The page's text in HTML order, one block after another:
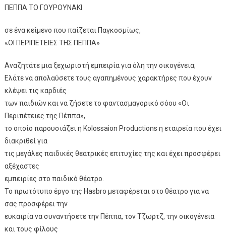
ΠΕΠΠΑ ΤΟ ΓΟΥΡΟΥΝΑΚΙ
σε ένα κείμενο που παίζεται Παγκοσμίως,
«ΟΙ ΠΕΡΙΠΕΤΕΙΕΣ ΤΗΣ ΠΕΠΠΑ»
Αναζητάτε μια ξεχωριστή εμπειρία για όλη την οικογένεια;
Ελάτε να απολαύσετε τους αγαπημένους χαρακτήρες που έχουν
κλέψει τις καρδιές
των παιδιών και να ζήσετε το φαντασμαγορικό σόου «Οι
Περιπέτειες της Πέππα»,
το οποίο παρουσιάζει η Kolossaion Productions η εταιρεία που έχει
διακριθεί για
τις μεγάλες παιδικές θεατρικές επιτυχίες της και έχει προσφέρει
αξέχαστες
εμπειρίες στο παιδικό θέατρο.
Το πρωτότυπο έργο της Hasbro μεταφέρεται στο θέατρο για να
σας προσφέρει την
ευκαιρία να συναντήσετε την Πέππα, τον Τζωρτζ, την οικογένεια
και τους φίλους